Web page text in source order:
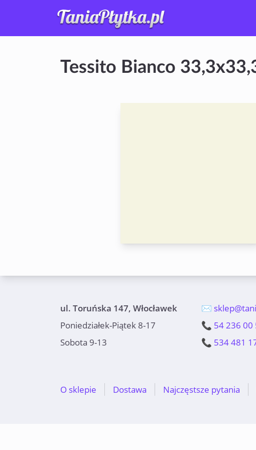
Tessito Bianco
ul. Toruńska 147, Włocławek
Poniedziałek-Piątek 8-17
Sobota 9-13
✉️
📞 54 236 00
📞 534 481
O sklepie Dostawa Najczęstsze pytania